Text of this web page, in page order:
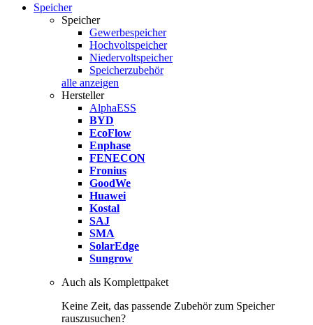
Speicher
Speicher
Gewerbespeicher
Hochvoltspeicher
Niedervoltspeicher
Speicherzubehör
alle anzeigen
Hersteller
AlphaESS
BYD
EcoFlow
Enphase
FENECON
Fronius
GoodWe
Huawei
Kostal
SAJ
SMA
SolarEdge
Sungrow
Auch als Komplettpaket
Keine Zeit, das passende Zubehör zum Speicher
rauszusuchen?